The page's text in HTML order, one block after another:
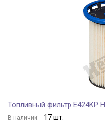
Топливный фильтр E424KP
В наличии: 17 шт.